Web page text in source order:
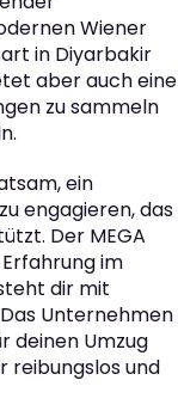
Wiener
in Diyarbakir
aber auch eine
zu sammeln
ein
engagieren, das
Der MEGA
im
dir mit
Unternehmen
deinen Umzug
reibungslos und